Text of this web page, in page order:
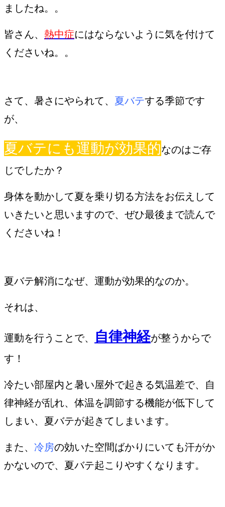
ましたね。。
皆さん、 熱中症にはならないように気を付けて
くださいね。。
さて、暑さにやられて、 夏バテする季節です
が、
夏バテにも運動が効果的なのはご存
じでしたか？
身体を動かして夏を乗り切る方法をお伝えして
いきたいと思いますので、ぜひ最後まで読んで
くださいね！
夏バテ解消になぜ、運動が効果的なのか。
それは、
運動を行うことで、 自律神経が整うからで
す！
冷たい部屋内と暑い屋外で起きる気温差で、自
律神経が乱れ、体温を調節する機能が低下して
しまい、夏バテが起きてしまいます。
また、 冷房の効いた空間ばかりにいても汗がか
かないので、夏バテ起こりやすくなります。